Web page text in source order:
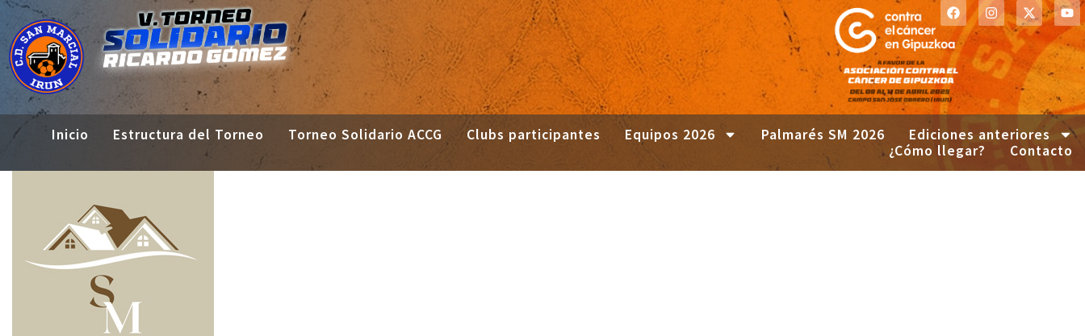
Inicio Estructura del Torneo Torneo Solidario ACCG Clubs participantes Equipos 2026 Palmarés SM 2026
Ediciones anteriores
¿Cómo llegar?
Contacto